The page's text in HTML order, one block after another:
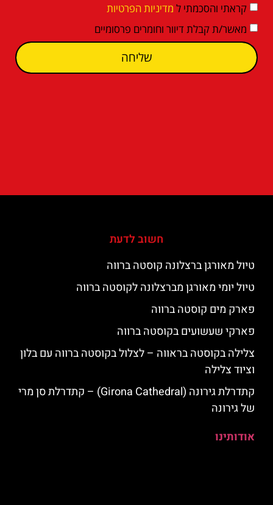
קראתי והסכמתי ל מדיניות הפרטיות
מאשר/ת קבלת דיוור וחומרים פרסומיים
שליחה
חשוב לדעת
טיול מאורגן ברצלונה קוסטה ברווה
טיול יומי מאורגן מברצלונה לקוסטה ברווה
פארק מים קוסטה ברווה
פארקי שעשועים בקוסטה ברווה
צלילה בקוסטה בראווה – לצלול בקוסטה ברווה עם בלון
וציוד צלילה
קתדרלת גירונה (Girona Cathedral) – קתדרלת סן מרי
של גירונה
אודותינו